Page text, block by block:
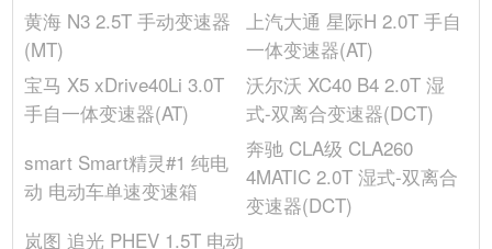
后轮距(mm)
-
5
后排车门开启方式
平开门
宽度(mm)
1800
发动机
最大功率转速(rpm)
5500
黄海 N3 2.5T 手动变速器
(MT)
上汽大通 星际H 2.0T 手自
一体变速器(AT)
宝马 X5 xDrive40Li 3.0T
手自一体变速器(AT)
沃尔沃 XC40 B4 2.0T 湿
式-双离合变速器(DCT)
smart Smart精灵#1 纯电
动 电动车单速变速箱
奔驰 CLA级 CLA260
4MATIC 2.0T 湿式-双离合
变速器(DCT)
岚图 追光 PHEV 1.5T 电动